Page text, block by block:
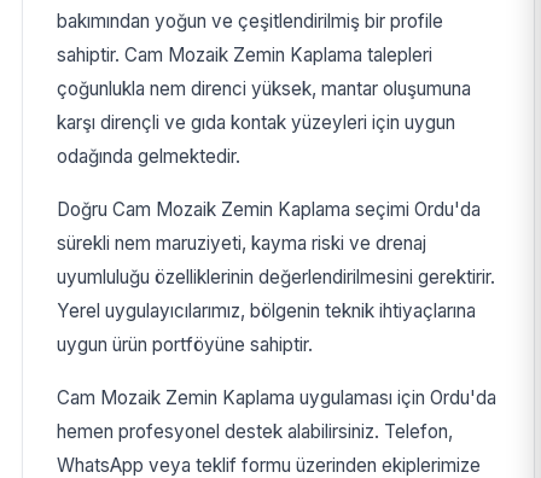
bakımından yoğun ve çeşitlendirilmiş bir profile
sahiptir. Cam Mozaik Zemin Kaplama talepleri
çoğunlukla nem direnci yüksek, mantar oluşumuna
karşı dirençli ve gıda kontak yüzeyleri için uygun
odağında gelmektedir.
Doğru Cam Mozaik Zemin Kaplama seçimi Ordu'da
sürekli nem maruziyeti, kayma riski ve drenaj
uyumluluğu özelliklerinin değerlendirilmesini gerektirir.
Yerel uygulayıcılarımız, bölgenin teknik ihtiyaçlarına
uygun ürün portföyüne sahiptir.
Cam Mozaik Zemin Kaplama uygulaması için Ordu'da
hemen profesyonel destek alabilirsiniz. Telefon,
WhatsApp veya teklif formu üzerinden ekiplerimize